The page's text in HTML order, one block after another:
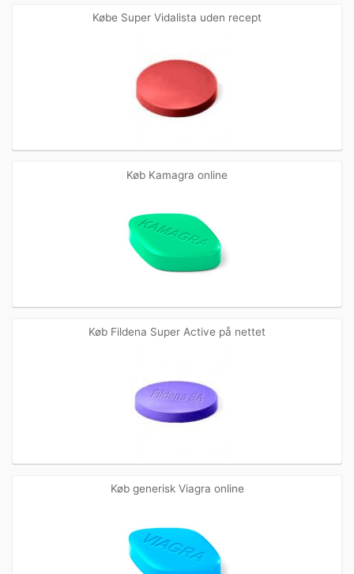
Købe Super Vidalista uden recept
Køb Kamagra online
Køb Fildena Super Active på nettet
Køb generisk Viagra online